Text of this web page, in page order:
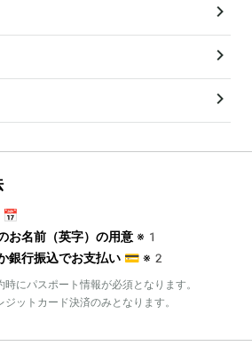
📅
お名前（英字）の用意 ※1
銀行振込でお支払い 💳 ※2
パスポート情報が必須となります。
トカード決済のみとなります。